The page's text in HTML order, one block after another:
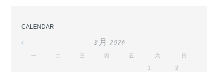
CALENDAR
« 8 月 2026
一 二 三 四 五 六 日
1
2